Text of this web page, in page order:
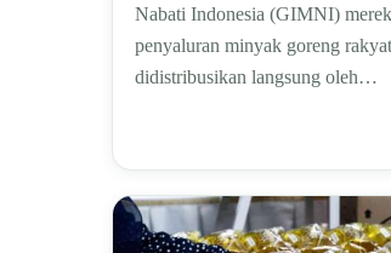
Nabati Indonesia (GIMNI)
penyaluran minyak goreng
didistribusikan langsung oleh…